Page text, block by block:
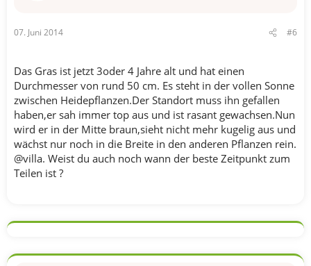
07. Juni 2014 #6
Das Gras ist jetzt 3oder 4 Jahre alt und hat einen
Durchmesser von rund 50 cm. Es steht in der vollen Sonne
zwischen Heidepflanzen.Der Standort muss ihn gefallen
haben,er sah immer top aus und ist rasant gewachsen.Nun
wird er in der Mitte braun,sieht nicht mehr kugelig aus und
wächst nur noch in die Breite in den anderen Pflanzen rein.
@villa. Weist du auch noch wann der beste Zeitpunkt zum
Teilen ist ?